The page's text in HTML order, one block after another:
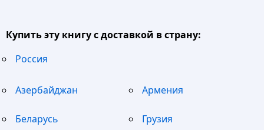
Купить эту книгу с доставкой в страну:
Россия
Азербайджан Армения
Беларусь Грузия